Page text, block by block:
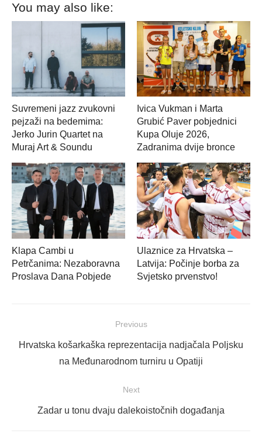
You may also like:
Suvremeni jazz zvukovni
pejzaži na bedemima:
Jerko Jurin Quartet na
Muraj Art & Soundu
Ivica Vukman i Marta
Grubić Paver pobjednici
Kupa Oluje 2026,
Zadranima dvije bronce
Klapa Cambi u
Petrčanima: Nezaboravna
Proslava Dana Pobjede
Ulaznice za Hrvatska –
Latvija: Počinje borba za
Svjetsko prvenstvo!
objava
Previous
Previous
Hrvatska košarkaška reprezentacija nadjačala Poljsku
na Međunarodnom turniru u Opatiji
Next
Next
Zadar u tonu dvaju dalekoistočnih događanja